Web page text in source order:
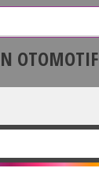
OTOMOTIF